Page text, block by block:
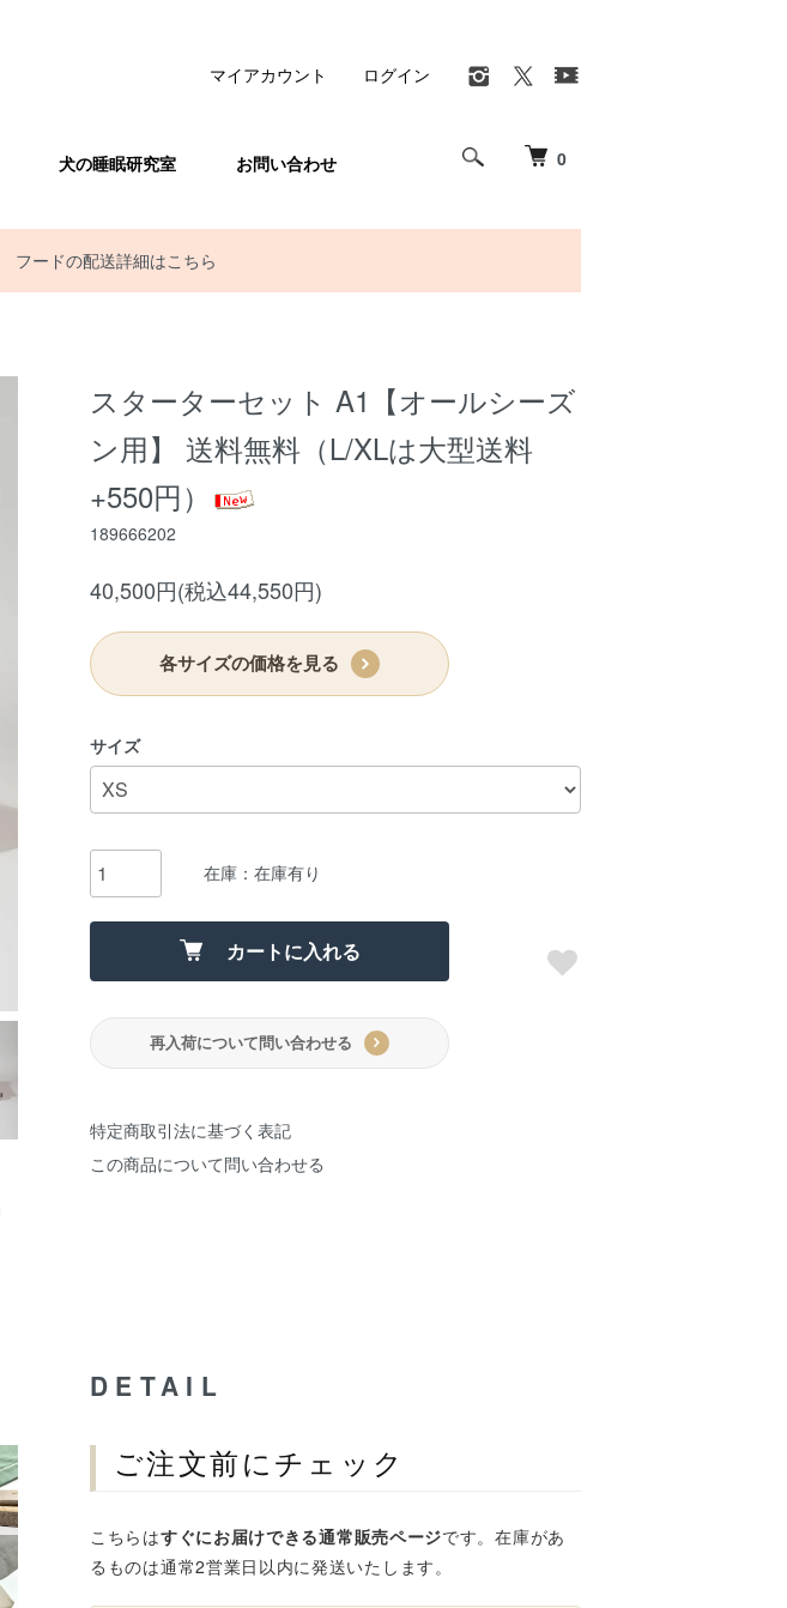
0
犬の睡眠研究室 お問い合わせ
マイアカウント ログイン
フードの配送詳細はこちら
スターターセット A1【オールシーズ
ン用】 送料無料（L/XLは大型送料
+550円）
189666202
40,500円(税込44,550円)
各サイズの価格を見る
サイズ
在庫：在庫有り
カートに入れる
再入荷について問い合わせる
特定商取引法に基づく表記
この商品について問い合わせる
DETAIL
ご注文前にチェック
こちらはすぐにお届けできる通常販売ページです。在庫があ
るものは通常2営業日以内に発送いたします。